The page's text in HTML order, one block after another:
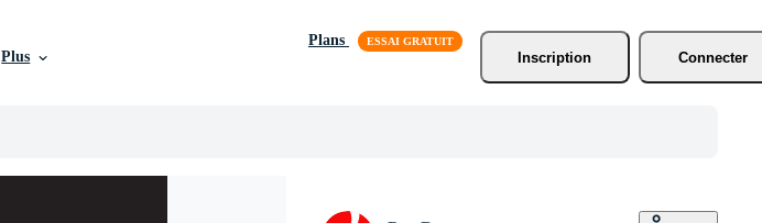
Plus
Plans
Inscription
Connecter